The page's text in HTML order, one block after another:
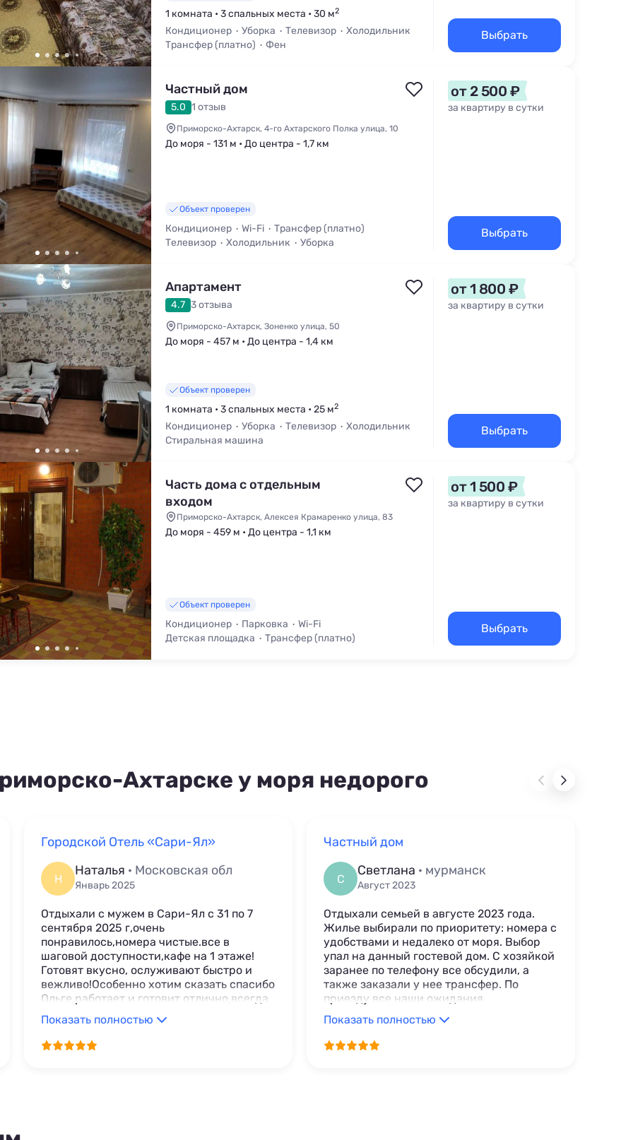
1 комната • 3 спальных места • 30 м2
Кондиционер Уборка Телевизор
Холодильник
Трансфер (платно)
Фен
Выбрать
Частный дом
5.0 1 отзыв
Приморско-Ахтарск, 4-го Ахтарского Полка улица, 10
До моря - 131 м • До центра - 1,7 км
Объект проверен
Кондиционер Wi-Fi
Трансфер (платно)
Телевизор
Холодильник Уборка
от 2 500 ₽
за квартиру в сутки
Выбрать
Апартамент
4.7 3 отзыва
Приморско-Ахтарск, Зоненко улица, 50
До моря - 457 м • До центра - 1,4 км
Объект проверен
1 комната • 3 спальных места • 25 м2
Кондиционер Уборка Телевизор
Холодильник
Стиральная машина
от 1 800 ₽
за квартиру в сутки
Выбрать
Часть дома с отдельным
входом
Приморско-Ахтарск, Алексея Крамаренко улица, 83
До моря - 459 м • До центра - 1,1 км
Объект проверен
Кондиционер Парковка
Wi-Fi
Детская площадка
Трансфер (платно)
от 1 500 ₽
за квартиру в сутки
Выбрать
Ахтарске у моря недорого
Городской Отель «Сари-Ял»
Н
Наталья · Московская обл
Январь 2025
Отдыхали с мужем в Сари-Ял с 31 по 7
сентября 2025 г,очень
понравилось,номера чистые.все в
шаговой доступности,кафе на 1 этаже!
Готовят вкусно, ослуживают быстро и
вежливо!Особенно хотим сказать спасибо
Ольге,работает и готовит отлично,всегда
предлагала все самое вкусное!
РЕекомендуем побывать отдохнуть в этом
красивейшем городе!!!!
Показать полностью
Частный дом
С
Светлана · мурманск
Август 2023
Отдыхали семьей в августе 2023 года.
Жилье выбирали по приоритету: номера с
удобствами и недалеко от моря. Выбор
упал на данный гостевой дом. С хозяйкой
заранее по телефону все обсудили, а
также заказали у нее трансфер. По
приезду все наши ожидания
оправдались. Номер с удобствами,
чистый, мебель удобная. Кухня
просторная, все имеется от штопора до
мангала. Хозяйка приветливая и
Показать полностью